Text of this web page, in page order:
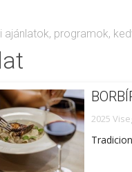
programok,
2025